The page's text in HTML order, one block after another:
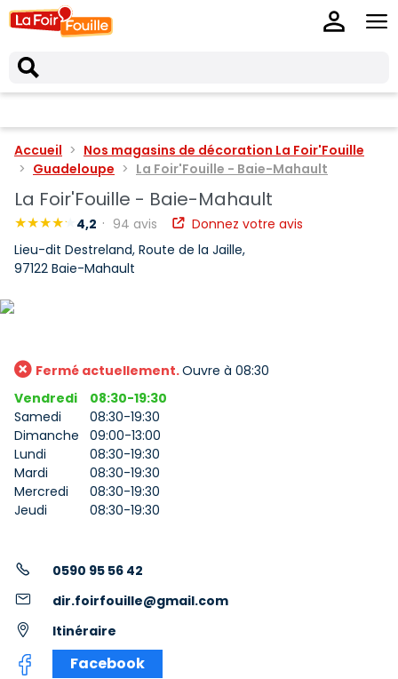
Accueil
Nos magasins de décoration La Foir'Fouille
Guadeloupe
La Foir'Fouille - Baie-Mahault
La Foir'Fouille - Baie-Mahault
4,2 94 avis
Donnez votre avis
Lieu-dit Destreland, Route de la Jaille,
97122 Baie-Mahault
Fermé actuellement.Ouvre à 08:30
Vendredi
08:30-19:30
Samedi
08:30-19:30
Dimanche
09:00-13:00
Lundi
08:30-19:30
Mardi
08:30-19:30
Mercredi
08:30-19:30
Jeudi
08:30-19:30
0590 95 56 42
dir.foirfouille@gmail.com
Itinéraire
Facebook